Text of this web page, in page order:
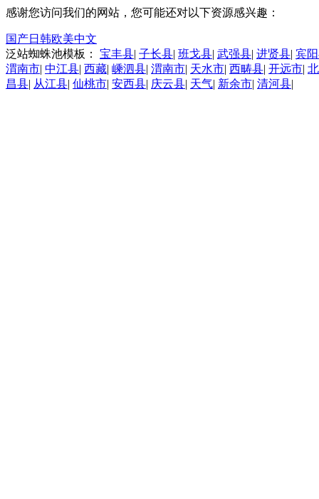
感谢您访问我们的网站，您可能还对以下资源感兴趣：
国产日韩欧美中文
泛站蜘蛛池模板： 宝丰县| 子长县| 班戈县| 武强县| 进贤县| 宾
渭南市| 中江县| 西藏| 嵊泗县| 渭南市| 天水市| 西畴县| 开远市|
昌县| 从江县| 仙桃市| 安西县| 庆云县| 天气| 新余市| 清河县|